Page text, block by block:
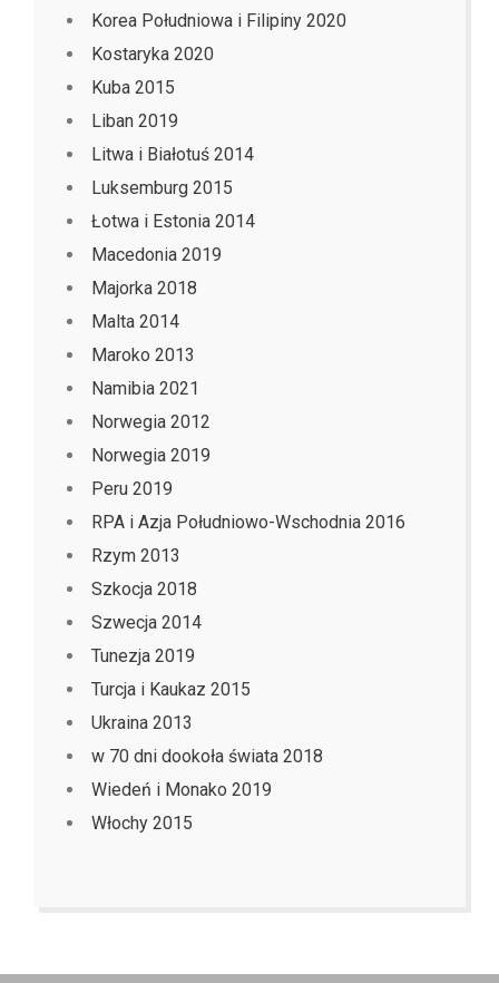
Korea Południowa i Filipiny 2020
Kostaryka 2020
Kuba 2015
Liban 2019
Litwa i Białotuś 2014
Luksemburg 2015
Łotwa i Estonia 2014
Macedonia 2019
Majorka 2018
Malta 2014
Maroko 2013
Namibia 2021
Norwegia 2012
Norwegia 2019
Peru 2019
RPA i Azja Południowo-Wschodnia 2016
Rzym 2013
Szkocja 2018
Szwecja 2014
Tunezja 2019
Turcja i Kaukaz 2015
Ukraina 2013
w 70 dni dookoła świata 2018
Wiedeń i Monako 2019
Włochy 2015